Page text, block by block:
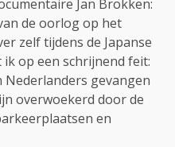
Jan Brokken:
de oorlog op het
zelf tijdens de Japanse
op een schrijnend feit:
Nederlanders gevangen
overwoekerd door de
en